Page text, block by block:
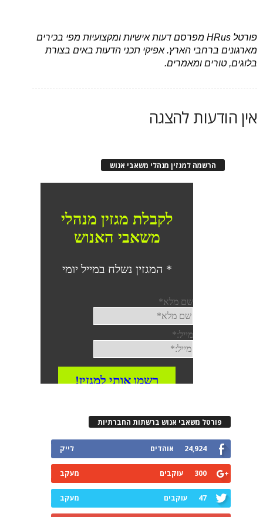
פורטל HRus מפרסם דעות אישיות ומקצועיות מפי בכירים
מארגונים ברחבי הארץ. אפיקי תכני הדעות באים בצורת
בלוגים, טורים ומאמרים.
אין הודעות להצגה
הרשמה למגזין מנהלי משאבי אנוש
פורטל משאבי אנוש ברשתות החברתיות
24,924 אוהדים לייק
300 עוקבים מעקב
47 עוקבים מעקב